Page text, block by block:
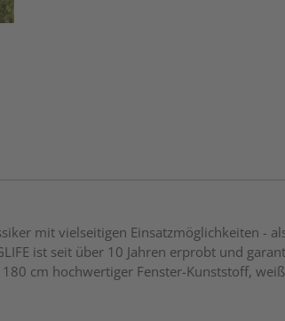
mit vielseitigen Einsatzmöglichkeiten
ist seit über 10 Jahren erprobt und
180 cm hochwertiger Fenster-Kunststoff,